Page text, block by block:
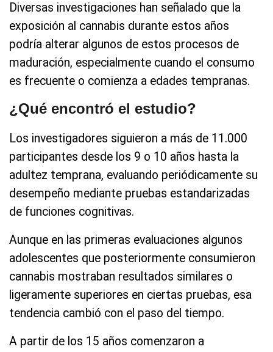
Diversas investigaciones han señalado que la
exposición al cannabis durante estos años
podría alterar algunos de estos procesos de
maduración, especialmente cuando el consumo
es frecuente o comienza a edades tempranas.
¿Qué encontró el estudio?
Los investigadores siguieron a más de 11.000
participantes desde los 9 o 10 años hasta la
adultez temprana, evaluando periódicamente su
desempeño mediante pruebas estandarizadas
de funciones cognitivas.
Aunque en las primeras evaluaciones algunos
adolescentes que posteriormente consumieron
cannabis mostraban resultados similares o
ligeramente superiores en ciertas pruebas, esa
tendencia cambió con el paso del tiempo.
A partir de los 15 años comenzaron a